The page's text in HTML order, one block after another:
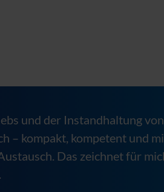
und der Instandhaltung von
– kompakt, kompetent und
Das zeichnet für